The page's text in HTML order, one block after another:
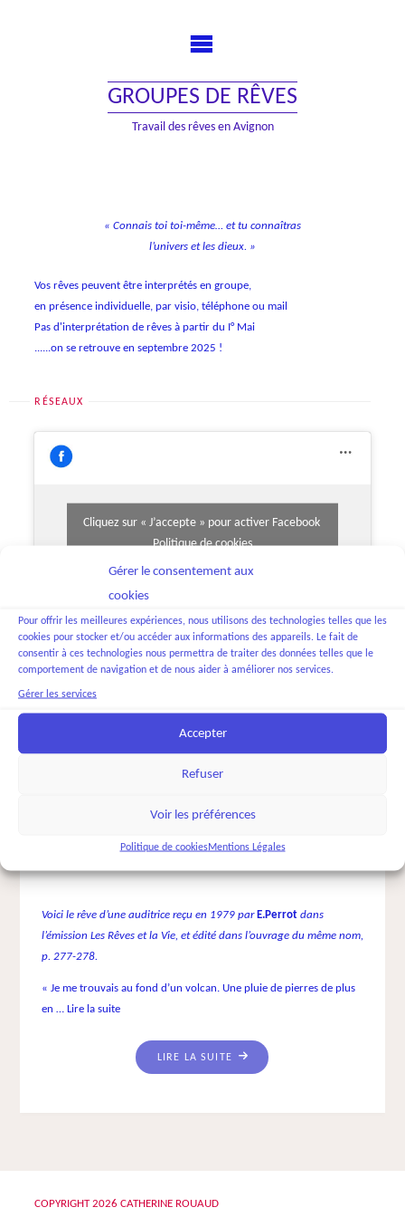
Gérer le consentement aux
cookies
Pour offrir les meilleures expériences, nous utilisons des technologies telles que les
cookies pour stocker et/ou accéder aux informations des appareils. Le fait de
consentir à ces technologies nous permettra de traiter des données telles que le
comportement de navigation et de nous aider à améliorer nos services.
Gérer les services
Accepter
Refuser
Voir les préférences
Politique de cookiesMentions Légales
GROUPES DE RÊVES
Travail des rêves en Avignon
« Connais toi toi-même… et tu connaîtras
l’univers et les dieux. »
Vos rêves peuvent être interprétés en groupe,
en présence individuelle, par visio, téléphone ou mail
Pas d'interprétation de rêves à partir du I° Mai
......on se retrouve en septembre 2025 !
RÉSEAUX
Cliquez sur « J’accepte » pour activer Facebook
Politique de cookies
J’accepte
Page Facebook Groupes de rêves
Voici le rêve d’une auditrice reçu en 1979 par E.Perrotdans
l’émission Les Rêves et la Vie, et édité dans l’ouvrage du même nom,
p. 277-278.
« Je me trouvais au fond d’un volcan. Une pluie de pierres de plus
en … Lire la suite
LIRE LA SUITE"STATUE
HUMAINE"
COPYRIGHT2026 CATHERINE ROUAUD